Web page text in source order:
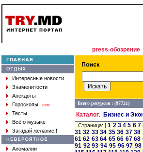
press-обозрение
Интересные новости
Знаменитости
Анекдоты
Гороскопы
new
Тесты
Всё о музыке
Загадай желание !
Аномалии
Всего ресурсов : (97721)
Каталог: Бизнес и
Страница: [1 2 3 4 5 6 7
31 32 33 34 35 36 37 38
61 62 63 64 65 66 67 68
91 92 93 94 95 96 97 98